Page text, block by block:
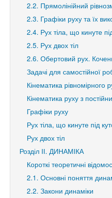
2.2. Прямолінійний
2.3. Графіки руху та їх
2.4. Рух тіла, що кинуте
2.5. Рух двох тіл
2.6. Обертовий рух.
Задачі для самостійної
Кінематика рівномірного
Кінематика руху з
Графіки руху
Рух тіла, що кинуте під
Рух двох тіл
Розділ ІІ. ДИНАМІКА
Короткі теоретичні
2.1. Основні поняття
2.2. Закони динаміки